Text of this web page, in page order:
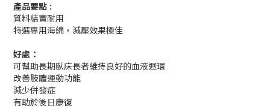
產品要點 :
質料結實耐用
特選專用海綿，減壓效果極佳
好處：
可幫助長期臥床長者維持良好的血液迴環
改善肢體運動功能
減少併發症
有助於後日康復